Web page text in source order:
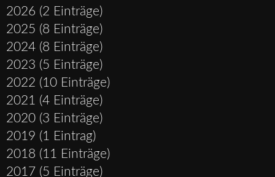
2026 (2 Einträge)
2025 (8 Einträge)
2024 (8 Einträge)
2023 (5 Einträge)
2022 (10 Einträge)
2021 (4 Einträge)
2020 (3 Einträge)
2019 (1 Eintrag)
2018 (11 Einträge)
2017 (5 Einträge)